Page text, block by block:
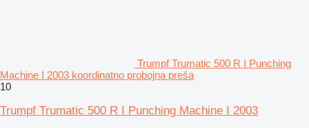
Trumpf Trumatic 500 R I Punching
Machine I 2003 koordinatno probojna preša
10
Trumpf Trumatic 500 R I Punching Machine I 2003